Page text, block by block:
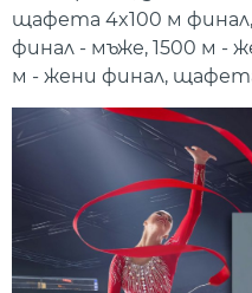
щафета 4x100 м
финал - мъже, 1500 м -
м - жени финал,